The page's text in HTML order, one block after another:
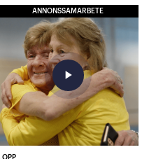
ANNONSSAMARBETE
play_arrow